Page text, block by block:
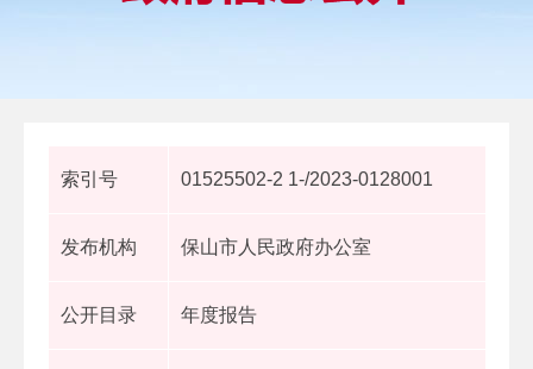
索引号 01525502-2 1-/2023-0128001
发布机构 保山市人民政府办公室
公开目录 年度报告